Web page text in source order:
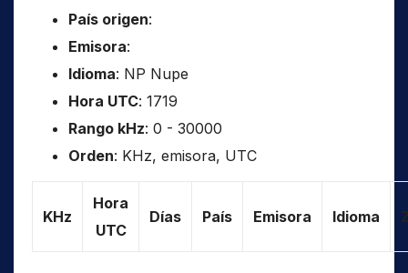
País origen:
Emisora:
Idioma: NP Nupe
Hora UTC: 1719
Rango kHz: 0 - 30000
Orden: KHz, emisora, UTC
KHz
Hora
UTC
Días País Emisora Idioma